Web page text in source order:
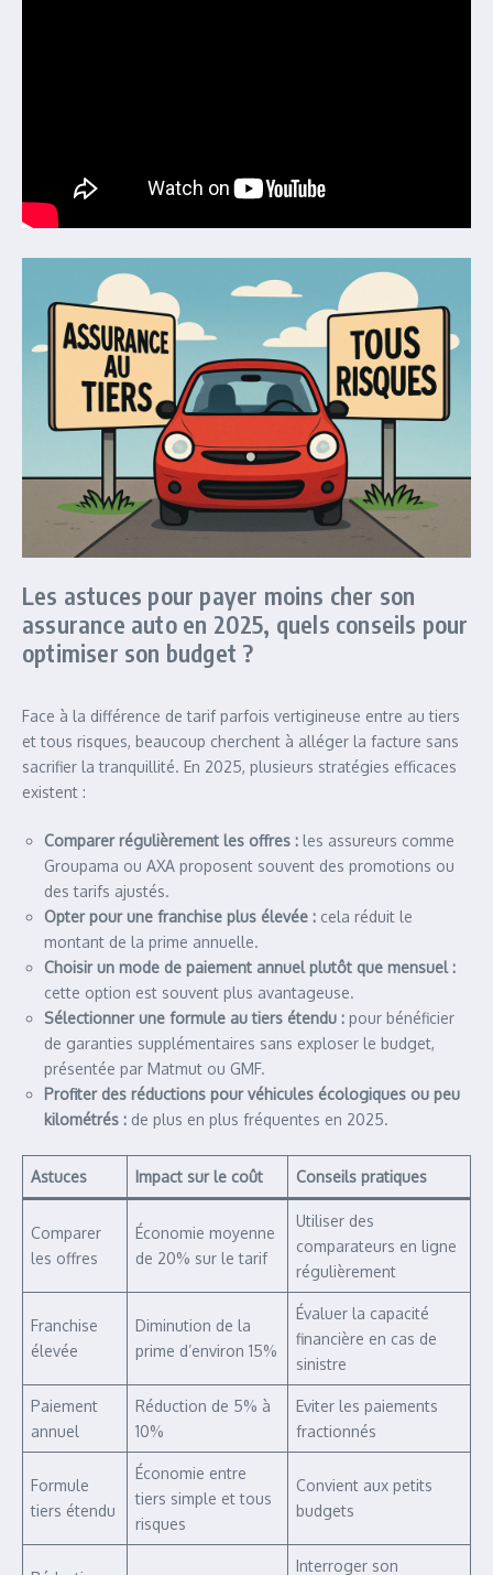
Les astuces pour payer moins cher son
assurance auto en 2025, quels conseils pour
optimiser son budget ?
Face à la différence de tarif parfois vertigineuse entre au tiers
et tous risques, beaucoup cherchent à alléger la facture sans
sacrifier la tranquillité. En 2025, plusieurs stratégies efficaces
existent :
Comparer régulièrement les offres : les assureurs comme
Groupama ou AXA proposent souvent des promotions ou
des tarifs ajustés.
Opter pour une franchise plus élevée : cela réduit le
montant de la prime annuelle.
Choisir un mode de paiement annuel plutôt que mensuel :
cette option est souvent plus avantageuse.
Sélectionner une formule au tiers étendu : pour bénéficier
de garanties supplémentaires sans exploser le budget,
présentée par Matmut ou GMF.
Profiter des réductions pour véhicules écologiques ou peu
kilométrés : de plus en plus fréquentes en 2025.
Astuces Impact sur le coût Conseils pratiques
Comparer
les offres
Économie moyenne
de 20% sur le tarif
Utiliser des
comparateurs en ligne
régulièrement
Franchise
élevée
Diminution de la
prime d’environ 15%
Évaluer la capacité
financière en cas de
sinistre
Paiement
annuel
Réduction de 5% à
10%
Eviter les paiements
fractionnés
Formule
tiers étendu
Économie entre
tiers simple et tous
risques
Convient aux petits
budgets
Interroger son